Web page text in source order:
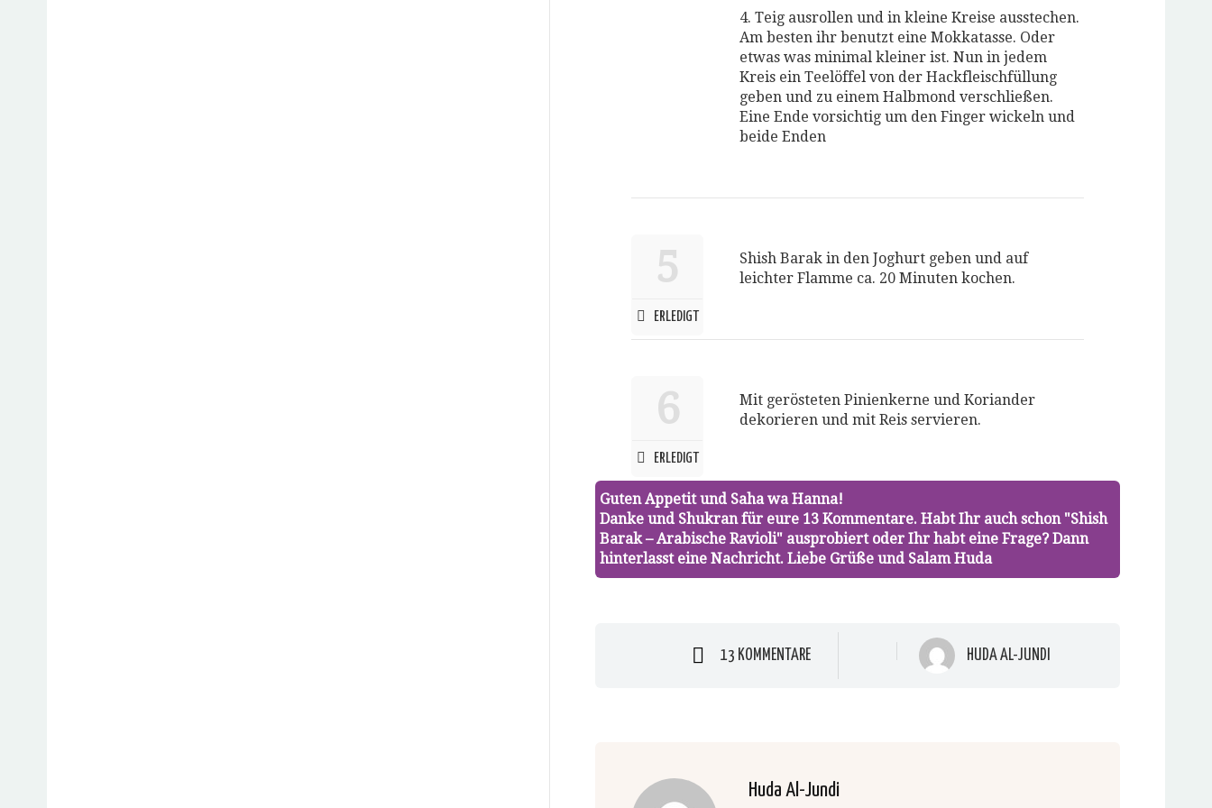
4. Teig ausrollen und in kleine Kreise ausstechen.
Am besten ihr benutzt eine Mokkatasse. Oder
etwas was minimal kleiner ist. Nun in jedem
Kreis ein Teelöffel von der Hackfleischfüllung
geben und zu einem Halbmond verschließen.
Eine Ende vorsichtig um den Finger wickeln und
beide Enden
5
ERLEDIGT
Shish Barak in den Joghurt geben und auf
leichter Flamme ca. 20 Minuten kochen.
6
ERLEDIGT
Mit gerösteten Pinienkerne und Koriander
dekorieren und mit Reis servieren.
Guten Appetit und Saha wa Hanna!
Danke und Shukran für eure 13 Kommentare. Habt Ihr auch schon "Shish
Barak – Arabische Ravioli" ausprobiert oder Ihr habt eine Frage? Dann
hinterlasst eine Nachricht. Liebe Grüße und Salam Huda
13 KOMMENTARE HUDA AL-JUNDI
Huda Al-Jundi